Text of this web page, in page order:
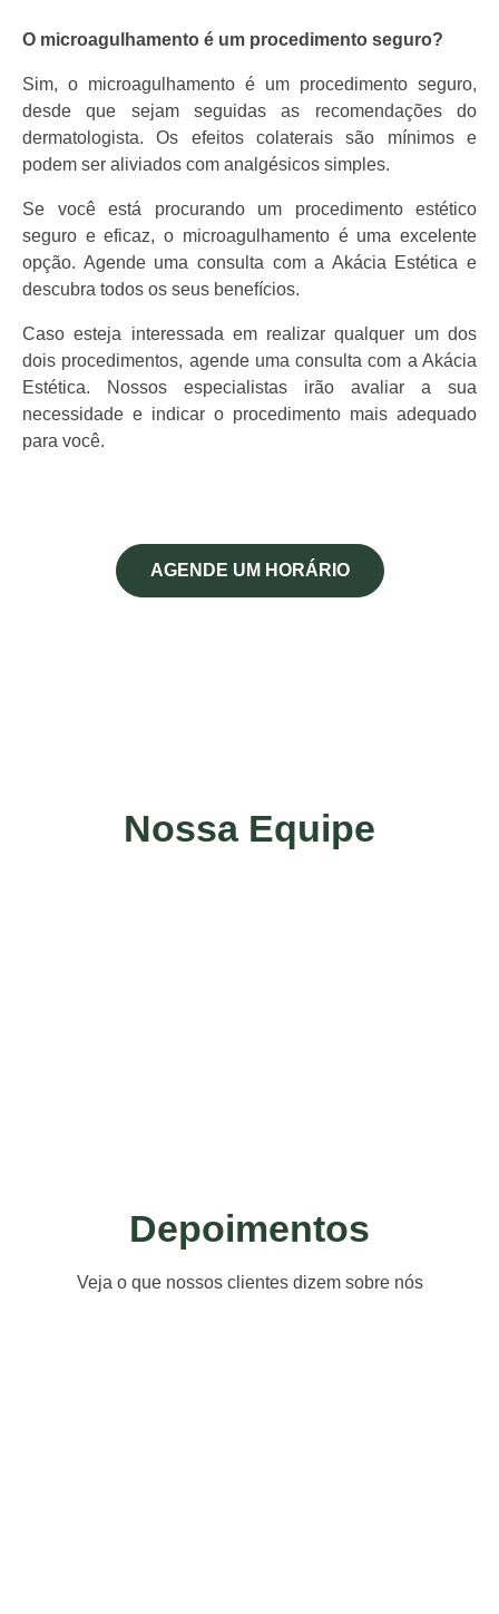
O microagulhamento é um procedimento seguro?
Sim, o microagulhamento é um procedimento seguro,
desde que sejam seguidas as recomendações do
dermatologista. Os efeitos colaterais são mínimos e
podem ser aliviados com analgésicos simples.
Se você está procurando um procedimento estético
seguro e eficaz, o microagulhamento é uma excelente
opção. Agende uma consulta com a Akácia Estética e
descubra todos os seus benefícios.
Caso esteja interessada em realizar qualquer um dos
dois procedimentos, agende uma consulta com a Akácia
Estética. Nossos especialistas irão avaliar a sua
necessidade e indicar o procedimento mais adequado
para você.
AGENDE UM HORÁRIO
Nossa Equipe
Depoimentos
Veja o que nossos clientes dizem sobre nós